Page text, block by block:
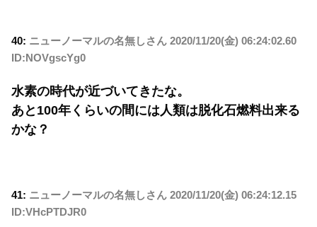
40: ニューノーマルの名無しさん 2020/11/20(金) 06:24:02.60
ID:NOVgscYg0
水素の時代が近づいてきたな。
あと100年くらいの間には人類は脱化石燃料出来る
かな？
41: ニューノーマルの名無しさん 2020/11/20(金) 06:24:12.15
ID:VHcPTDJR0